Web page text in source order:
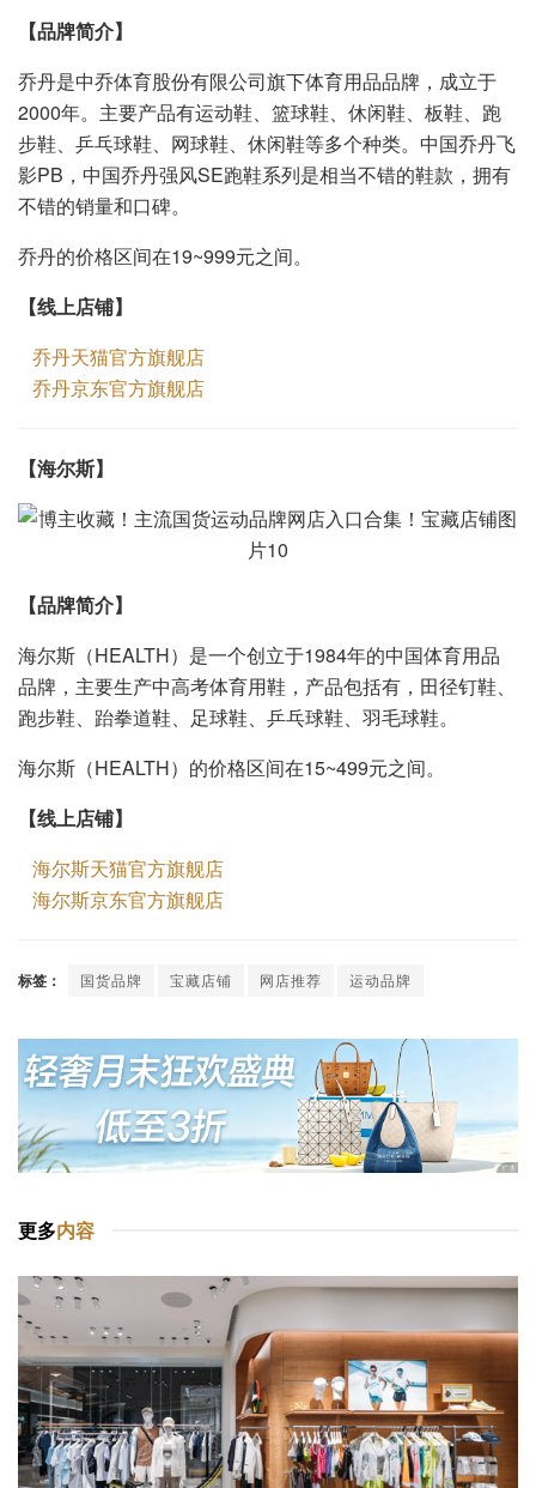
【品牌简介】
乔丹是中乔体育股份有限公司旗下体育用品品牌，成立于
2000年。主要产品有运动鞋、篮球鞋、休闲鞋、板鞋、跑
步鞋、乒乓球鞋、网球鞋、休闲鞋等多个种类。中国乔丹飞
影PB，中国乔丹强风SE跑鞋系列是相当不错的鞋款，拥有
不错的销量和口碑。
乔丹的价格区间在19~999元之间。
【线上店铺】
乔丹天猫官方旗舰店
乔丹京东官方旗舰店
【海尔斯】
【品牌简介】
海尔斯（HEALTH）是一个创立于1984年的中国体育用品
品牌，主要生产中高考体育用鞋，产品包括有，田径钉鞋、
跑步鞋、跆拳道鞋、足球鞋、乒乓球鞋、羽毛球鞋。
海尔斯（HEALTH）的价格区间在15~499元之间。
【线上店铺】
海尔斯天猫官方旗舰店
海尔斯京东官方旗舰店
标签： 国货品牌 宝藏店铺 网店推荐 运动品牌
更多内容